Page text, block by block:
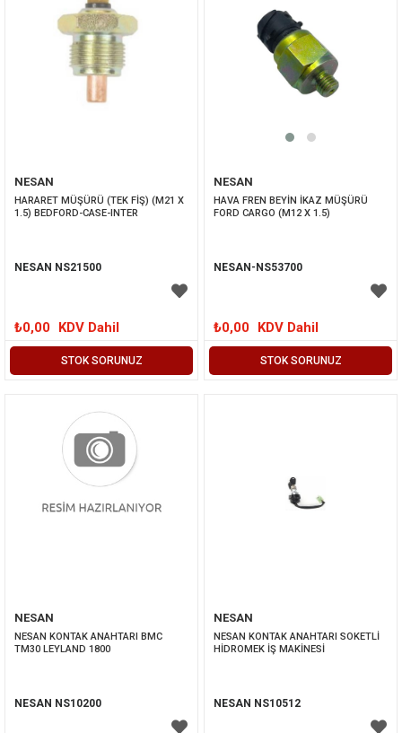
STOK SORUNUZ
NESAN
HARARET MÜŞÜRÜ (TEK FİŞ) (M21 X
1.5) BEDFORD-CASE-INTER
NESAN NS21500
₺0,00 KDV Dahil
STOK SORUNUZ
NESAN
HAVA FREN BEYİN İKAZ MÜŞÜRÜ
FORD CARGO (M12 X 1.5)
NESAN-NS53700
₺0,00 KDV Dahil
NESAN
NESAN KONTAK ANAHTARI BMC
TM30 LEYLAND 1800
NESAN NS10200
NESAN
NESAN KONTAK ANAHTARI SOKETLİ
HİDROMEK İŞ MAKİNESİ
NESAN NS10512